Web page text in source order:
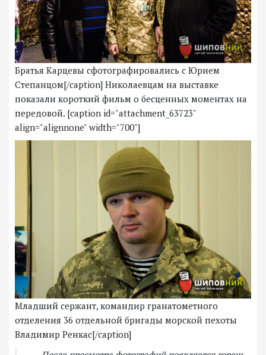
Братья Карцевы сфотографировались с Юрием
Степанцом[/caption] Николаевцам на выставке
показали короткий фильм о бесценных моментах на
передовой. [caption id="attachment_63723"
align="alignnone" width="700"]
Младший сержант, командир гранатометного
отделения 36 отдельной бригады морской пехоты
Владимир Ренкас[/caption]